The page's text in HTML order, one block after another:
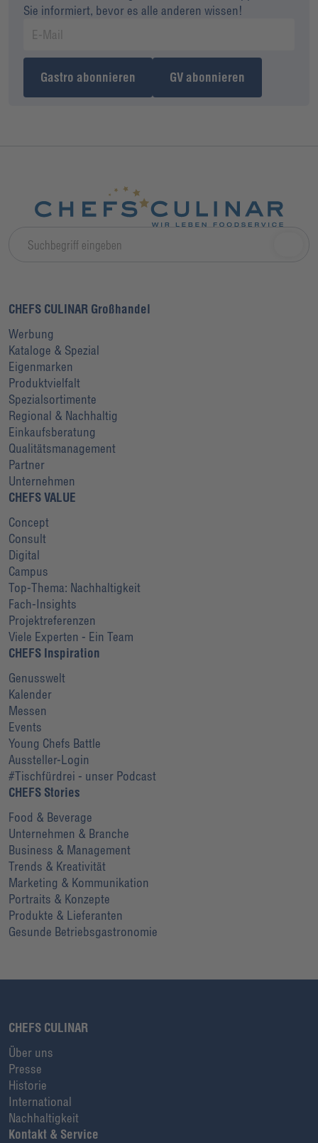
Sie informiert, bevor es alle anderen wissen!
Gastro abonnieren GV abonnieren
CHEFS CULINAR Großhandel
Werbung
Kataloge & Spezial
Eigenmarken
Produktvielfalt
Spezialsortimente
Regional & Nachhaltig
Einkaufsberatung
Qualitätsmanagement
Partner
Unternehmen
CHEFS VALUE
Concept
Consult
Digital
Campus
Top-Thema: Nachhaltigkeit
Fach-Insights
Projektreferenzen
Viele Experten - Ein Team
CHEFS Inspiration
Genusswelt
Kalender
Messen
Events
Young Chefs Battle
Aussteller-Login
#Tischfürdrei - unser Podcast
CHEFS Stories
Food & Beverage
Unternehmen & Branche
Business & Management
Trends & Kreativität
Marketing & Kommunikation
Portraits & Konzepte
Produkte & Lieferanten
Gesunde Betriebsgastronomie
CHEFS CULINAR
Über uns
Presse
Historie
International
Nachhaltigkeit
Kontakt & Service